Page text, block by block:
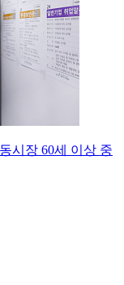
시장 60세 이상 중